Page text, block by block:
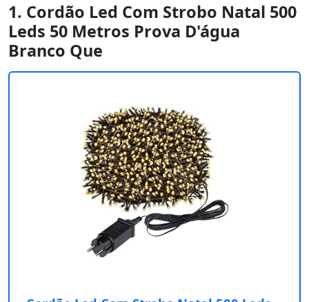
1. Cordão Led Com Strobo Natal 500
Leds 50 Metros Prova D'água
Branco Que